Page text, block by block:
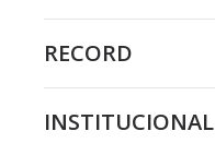
RECORD
INSTITUCIONAL